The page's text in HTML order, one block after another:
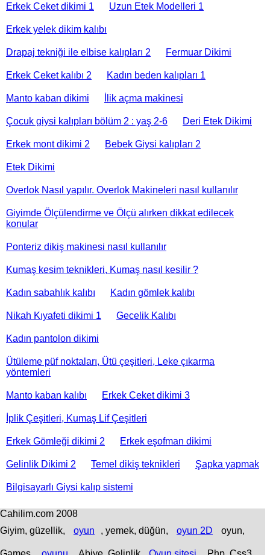
Erkek Ceket dikimi 1 Uzun Etek Modelleri 1
Erkek yelek dikim kalıbı
Drapaj tekniği ile elbise kalıpları 2 Fermuar Dikimi
Erkek Ceket kalıbı 2 Kadın beden kalıpları 1
Manto kaban dikimi İlik açma makinesi
Çocuk giysi kalıpları bölüm 2 : yaş 2-6 Deri Etek Dikimi
Erkek mont dikimi 2 Bebek Giysi kalıpları 2
Etek Dikimi
Overlok Nasıl yapılır. Overlok Makineleri nasıl kullanılır
Giyimde Ölçülendirme ve Ölçü alırken dikkat edilecek
konular
Ponteriz dikiş makinesi nasıl kullanılır
Kumaş kesim teknikleri, Kumaş nasıl kesilir ?
Kadın sabahlık kalıbı Kadın gömlek kalıbı
Nikah Kıyafeti dikimi 1 Gecelik Kalıbı
Kadın pantolon dikimi
Ütüleme püf noktaları, Ütü çeşitleri, Leke çıkarma
yöntemleri
Manto kaban kalıbı Erkek Ceket dikimi 3
İplik Çeşitleri, Kumaş Lif Çeşitleri
Erkek Gömleği dikimi 2 Erkek eşofman dikimi
Gelinlik Dikimi 2 Temel dikiş teknikleri Şapka yapmak
Bilgisayarlı Giysi kalıp sistemi
Cahilim.com 2008
Giyim, güzellik,
oyun , yemek, düğün, oyun 2D oyun,